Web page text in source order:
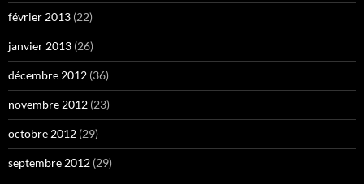
février 2013 (22)
janvier 2013 (26)
décembre 2012 (36)
novembre 2012 (23)
octobre 2012 (29)
septembre 2012 (29)